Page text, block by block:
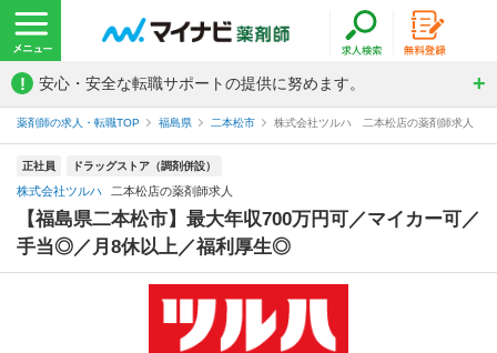
! 安心・安全な転職サポートの提供に努めます。
薬剤師の求人・転職TOP 福島県 二本松市 株式会社ツルハ 二本松店の薬剤師求人
正社員 ドラッグストア（調剤併設）
株式会社ツルハ 二本松店の薬剤師求人
【福島県二本松市】最大年収700万円可／マイカー可／
手当◎／月8休以上／福利厚生◎